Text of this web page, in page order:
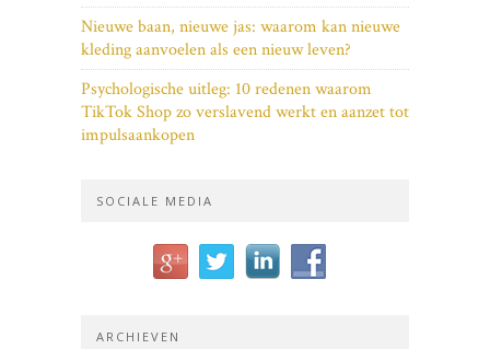
Nieuwe baan, nieuwe jas: waarom kan nieuwe
kleding aanvoelen als een nieuw leven?
Psychologische uitleg: 10 redenen waarom
TikTok Shop zo verslavend werkt en aanzet tot
impulsaankopen
SOCIALE MEDIA
ARCHIEVEN